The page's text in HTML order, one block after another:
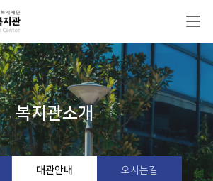
복지관소개
대관안내 오시는길